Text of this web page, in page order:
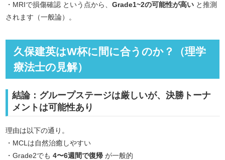
・MRIで損傷確認 という点から、Grade1~2の可能性が高い と推測
されます（一般論）。
久保建英はW杯に間に合うのか？（理学
療法士の見解）
結論： グループステージは厳しいが、決勝トーナ
メントは可能性あり
理由は以下の通り。
・MCLは自然治癒しやすい
・Grade2でも4〜6週間で復帰 が一般的